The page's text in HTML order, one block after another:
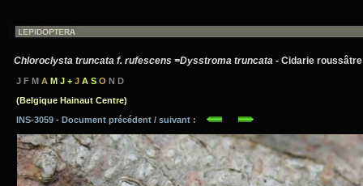
Chloroclysta truncata f. rufescens =Dysstroma truncata - Cidarie
J F M A M J + J A S O N D
(Belgique Hainaut Centre)
INS-3059 - Document précédent / suivant :